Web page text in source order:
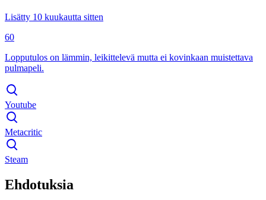
Lisätty 10 kuukautta sitten
60
Lopputulos on lämmin, leikittelevä mutta ei kovinkaan muistettava
pulmapeli.
Youtube
Metacritic
Steam
Ehdotuksia